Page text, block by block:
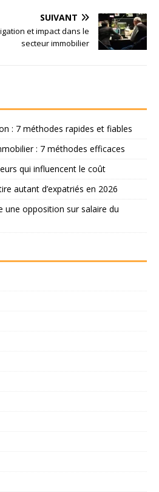
SUIVANT
et impact dans le
secteur immobilier
: 7 méthodes rapides et fiables
: 7 méthodes efficaces
qui influencent le coût
autant d’expatriés en 2026
une opposition sur salaire du